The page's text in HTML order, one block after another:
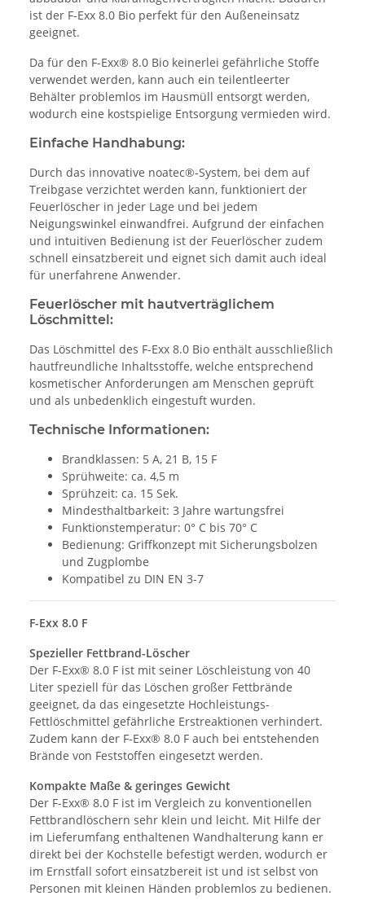
ist der F-Exx 8.0 Bio perfekt für den Außeneinsatz
geeignet.
Da für den F-Exx® 8.0 Bio keinerlei gefährliche Stoffe
verwendet werden, kann auch ein teilentleerter
Behälter problemlos im Hausmüll entsorgt werden,
wodurch eine kostspielige Entsorgung vermieden wird.
Einfache Handhabung:
Durch das innovative noatec®-System, bei dem auf
Treibgase verzichtet werden kann, funktioniert der
Feuerlöscher in jeder Lage und bei jedem
Neigungswinkel einwandfrei. Aufgrund der einfachen
und intuitiven Bedienung ist der Feuerlöscher zudem
schnell einsatzbereit und eignet sich damit auch ideal
für unerfahrene Anwender.
Feuerlöscher mit hautverträglichem
Löschmittel:
Das Löschmittel des F-Exx 8.0 Bio enthält ausschließlich
hautfreundliche Inhaltsstoffe, welche entsprechend
kosmetischer Anforderungen am Menschen geprüft
und als unbedenklich eingestuft wurden.
Technische Informationen:
Brandklassen: 5 A, 21 B, 15 F
Sprühweite: ca. 4,5 m
Sprühzeit: ca. 15 Sek.
Mindesthaltbarkeit: 3 Jahre wartungsfrei
Funktionstemperatur: 0° C bis 70° C
Bedienung: Griffkonzept mit Sicherungsbolzen
und Zugplombe
Kompatibel zu DIN EN 3-7
F-Exx 8.0 F
Spezieller Fettbrand-Löscher
Der F-Exx® 8.0 F ist mit seiner Löschleistung von 40
Liter speziell für das Löschen großer Fettbrände
geeignet, da das eingesetzte Hochleistungs-
Fettlöschmittel gefährliche Erstreaktionen verhindert.
Zudem kann der F-Exx® 8.0 F auch bei entstehenden
Brände von Feststoffen eingesetzt werden.
Kompakte Maße & geringes Gewicht
Der F-Exx® 8.0 F ist im Vergleich zu konventionellen
Fettbrandlöschern sehr klein und leicht. Mit Hilfe der
im Lieferumfang enthaltenen Wandhalterung kann er
direkt bei der Kochstelle befestigt werden, wodurch er
im Ernstfall sofort einsatzbereit ist und ist selbst von
Personen mit kleinen Händen problemlos zu bedienen.